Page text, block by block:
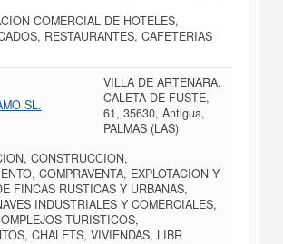
COMERCIAL DE HOTELES,
RESTAURANTES, CAFETERIAS
SL.
VILLA DE ARTENARA.
CALETA DE FUSTE,
61, 35630, Antigua,
PALMAS (LAS)
CONSTRUCCION,
COMPRAVENTA, EXPLOTACION Y
FINCAS RUSTICAS Y URBANAS,
INDUSTRIALES Y COMERCIALES,
TURISTICOS,
CHALETS, VIVIENDAS, LIBR